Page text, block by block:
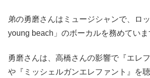
弟の勇磨さんはミュージシャンで、ロ
young beach」のボーカルを務めていま
勇磨さんは、高橋さんの影響で『エレ
や『ミッシェルガンエレファント』を